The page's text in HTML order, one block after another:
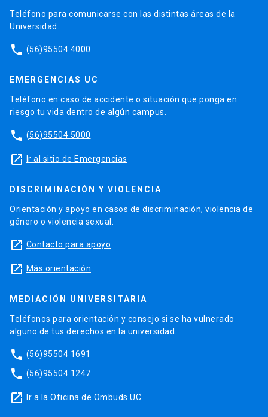
Teléfono para comunicarse con las distintas áreas de la
Universidad.
phone (56)95504 4000
EMERGENCIAS UC
Teléfono en caso de accidente o situación que ponga en
riesgo tu vida dentro de algún campus.
phone (56)95504 5000
launch Ir al sitio de Emergencias
DISCRIMINACIÓN Y VIOLENCIA
Orientación y apoyo en casos de discriminación, violencia de
género o violencia sexual.
launch Contacto para apoyo
launch Más orientación
MEDIACIÓN UNIVERSITARIA
Teléfonos para orientación y consejo si se ha vulnerado
alguno de tus derechos en la universidad.
phone (56)95504 1691
phone (56)95504 1247
launch Ir a la Oficina de Ombuds UC